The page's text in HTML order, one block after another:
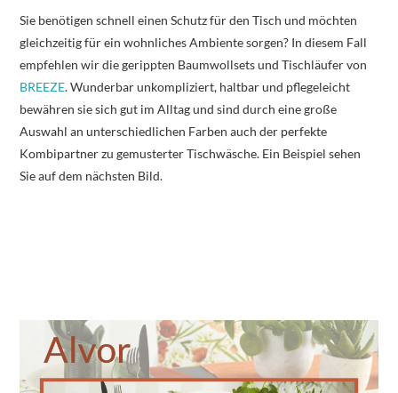
Sie benötigen schnell einen Schutz für den Tisch und möchten
gleichzeitig für ein wohnliches Ambiente sorgen? In diesem Fall
empfehlen wir die gerippten Baumwollsets und Tischläufer von
BREEZE. Wunderbar unkompliziert, haltbar und pflegeleicht
bewähren sie sich gut im Alltag und sind durch eine große
Auswahl an unterschiedlichen Farben auch der perfekte
Kombipartner zu gemusterter Tischwäsche. Ein Beispiel sehen
Sie auf dem nächsten Bild.